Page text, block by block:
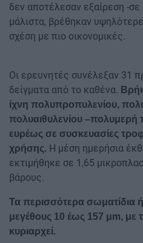
δεν αποτέλεσαν εξαίρεση -
μάλιστα, βρέθηκαν
σχέση με πιο οικονομικές.
Οι ερευνητές συνέλεξαν 31
δείγματα από το καθένα.
ίχνη πολυπροπυλενίου,
πολυαιθυλενίου –πολυμερή
ευρέως σε συσκευασίες
χρήσης. Η μέση ημερήσια
εκτιμήθηκε σε 1,65
βάρους.
Τα περισσότερα σωματίδια
μεγέθους 10 έως 157 μm, με
κυριαρχεί.